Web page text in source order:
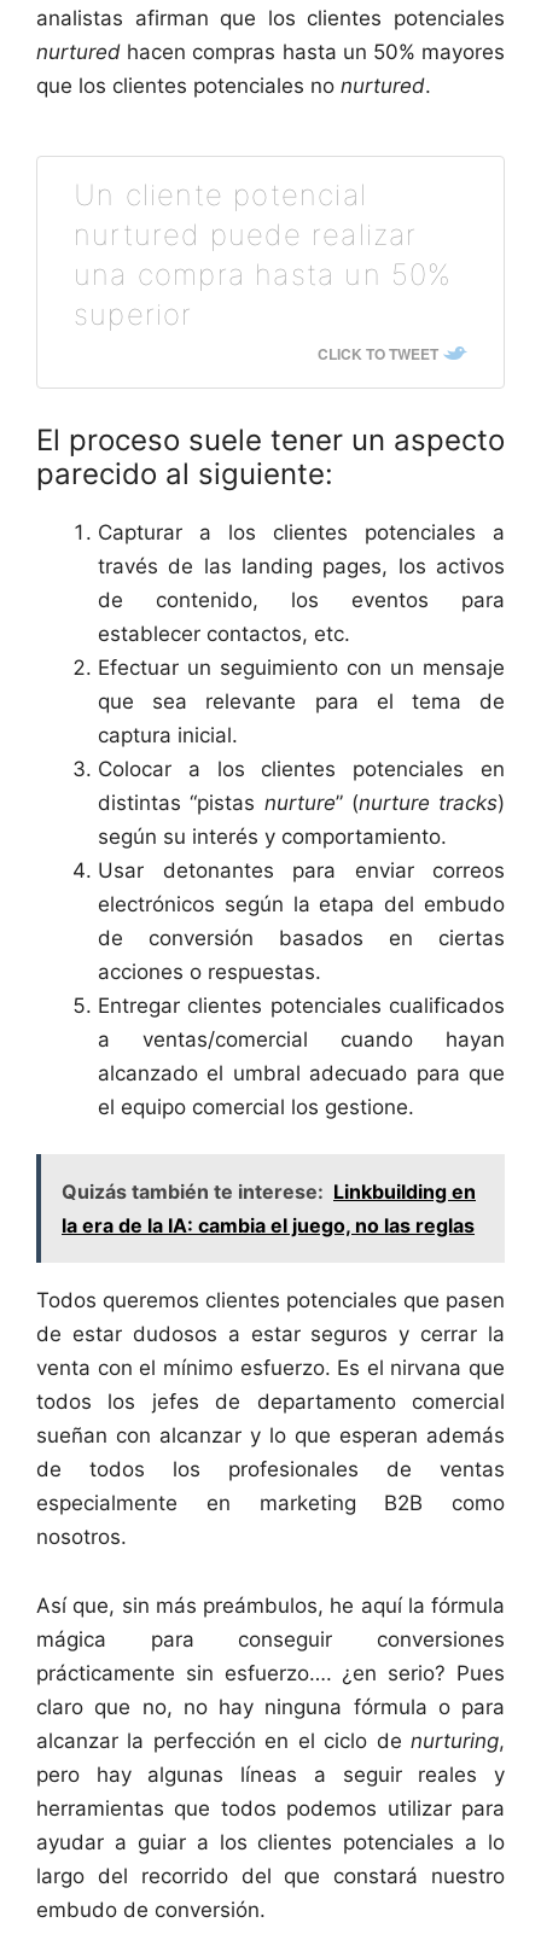
analistas afirman que los clientes potenciales
nurtured hacen compras hasta un 50% mayores
que los clientes potenciales no nurtured.
Un cliente potencial
nurtured puede realizar
una compra hasta un 50%
superior
CLICK TO TWEET
El proceso suele tener un aspecto
parecido al siguiente:
Capturar a los clientes potenciales a
través de las landing pages, los activos
de contenido, los eventos para
establecer contactos, etc.
Efectuar un seguimiento con un mensaje
que sea relevante para el tema de
captura inicial.
Colocar a los clientes potenciales en
distintas “pistas nurture” (nurture tracks)
según su interés y comportamiento.
Usar detonantes para enviar correos
electrónicos según la etapa del embudo
de conversión basados en ciertas
acciones o respuestas.
Entregar clientes potenciales cualificados
a ventas/comercial cuando hayan
alcanzado el umbral adecuado para que
el equipo comercial los gestione.
Quizás también te interese: Linkbuilding en
la era de la IA: cambia el juego, no las reglas
Todos queremos clientes potenciales que pasen
de estar dudosos a estar seguros y cerrar la
venta con el mínimo esfuerzo. Es el nirvana que
todos los jefes de departamento comercial
sueñan con alcanzar y lo que esperan además
de todos los profesionales de ventas
especialmente en marketing B2B como
nosotros.
Así que, sin más preámbulos, he aquí la fórmula
mágica para conseguir conversiones
prácticamente sin esfuerzo…. ¿en serio? Pues
claro que no, no hay ninguna fórmula o para
alcanzar la perfección en el ciclo de nurturing,
pero hay algunas líneas a seguir reales y
herramientas que todos podemos utilizar para
ayudar a guiar a los clientes potenciales a lo
largo del recorrido del que constará nuestro
embudo de conversión.